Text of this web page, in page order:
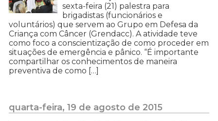
sexta-feira (21) palestra para
brigadistas (funcionários e
voluntários) que servem ao Grupo em Defesa da
Criança com Câncer (Grendacc). A atividade teve
como foco a conscientização de como proceder em
situações de emergência e pânico. “É importante
compartilhar os conhecimentos de maneira
preventiva de como […]
quarta-feira, 19 de agosto de 2015